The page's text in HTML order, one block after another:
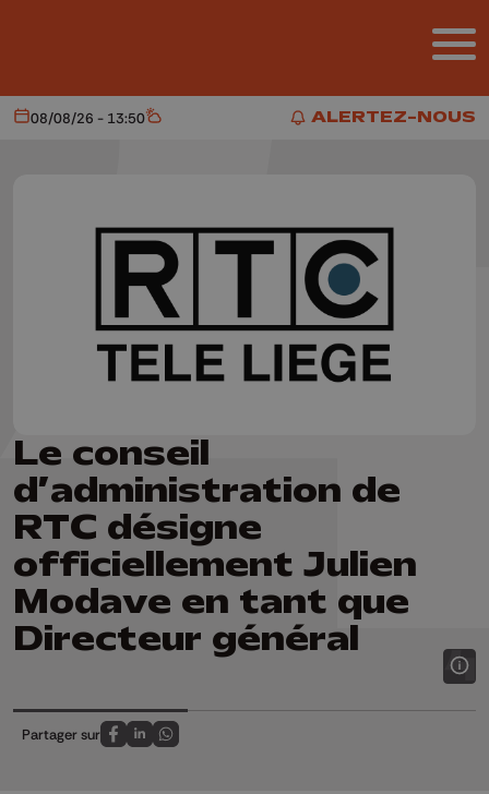
ALERTEZ-NOUS
ALERTEZ-NOUS
Aujourd'hui
08/08/26 - 13:50 Météo
Le conseil
d’administration de
RTC désigne
officiellement Julien
Modave en tant que
Directeur général
Partager sur
Partagez sur FaceBook
Partagez sur LinkedIn
Partagez sur Whatsapp